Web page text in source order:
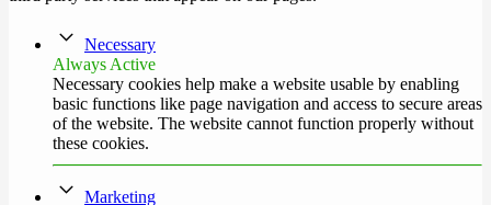
Necessary
Always Active
Necessary cookies help make a website usable by enabling
basic functions like page navigation and access to secure areas
of the website. The website cannot function properly without
these cookies.
Marketing